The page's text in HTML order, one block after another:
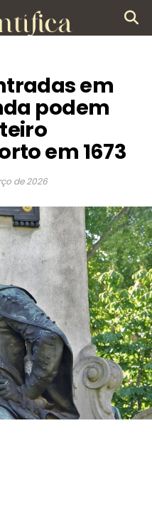
em
podem
em 1673
de 2026